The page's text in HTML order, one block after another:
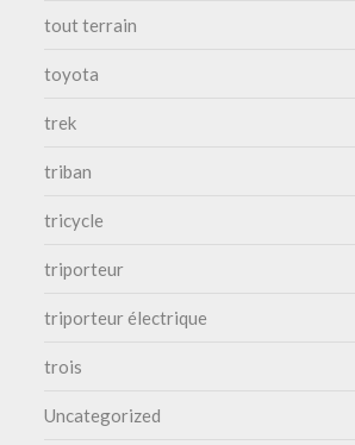
tout terrain
toyota
trek
triban
tricycle
triporteur
triporteur électrique
trois
Uncategorized